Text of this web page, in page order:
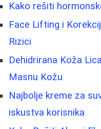
Kako rešiti
Face Lifting i
Rizici
Dehidrirana Koža
Masnu Kožu
Najbolje kreme za
iskustva korisnika